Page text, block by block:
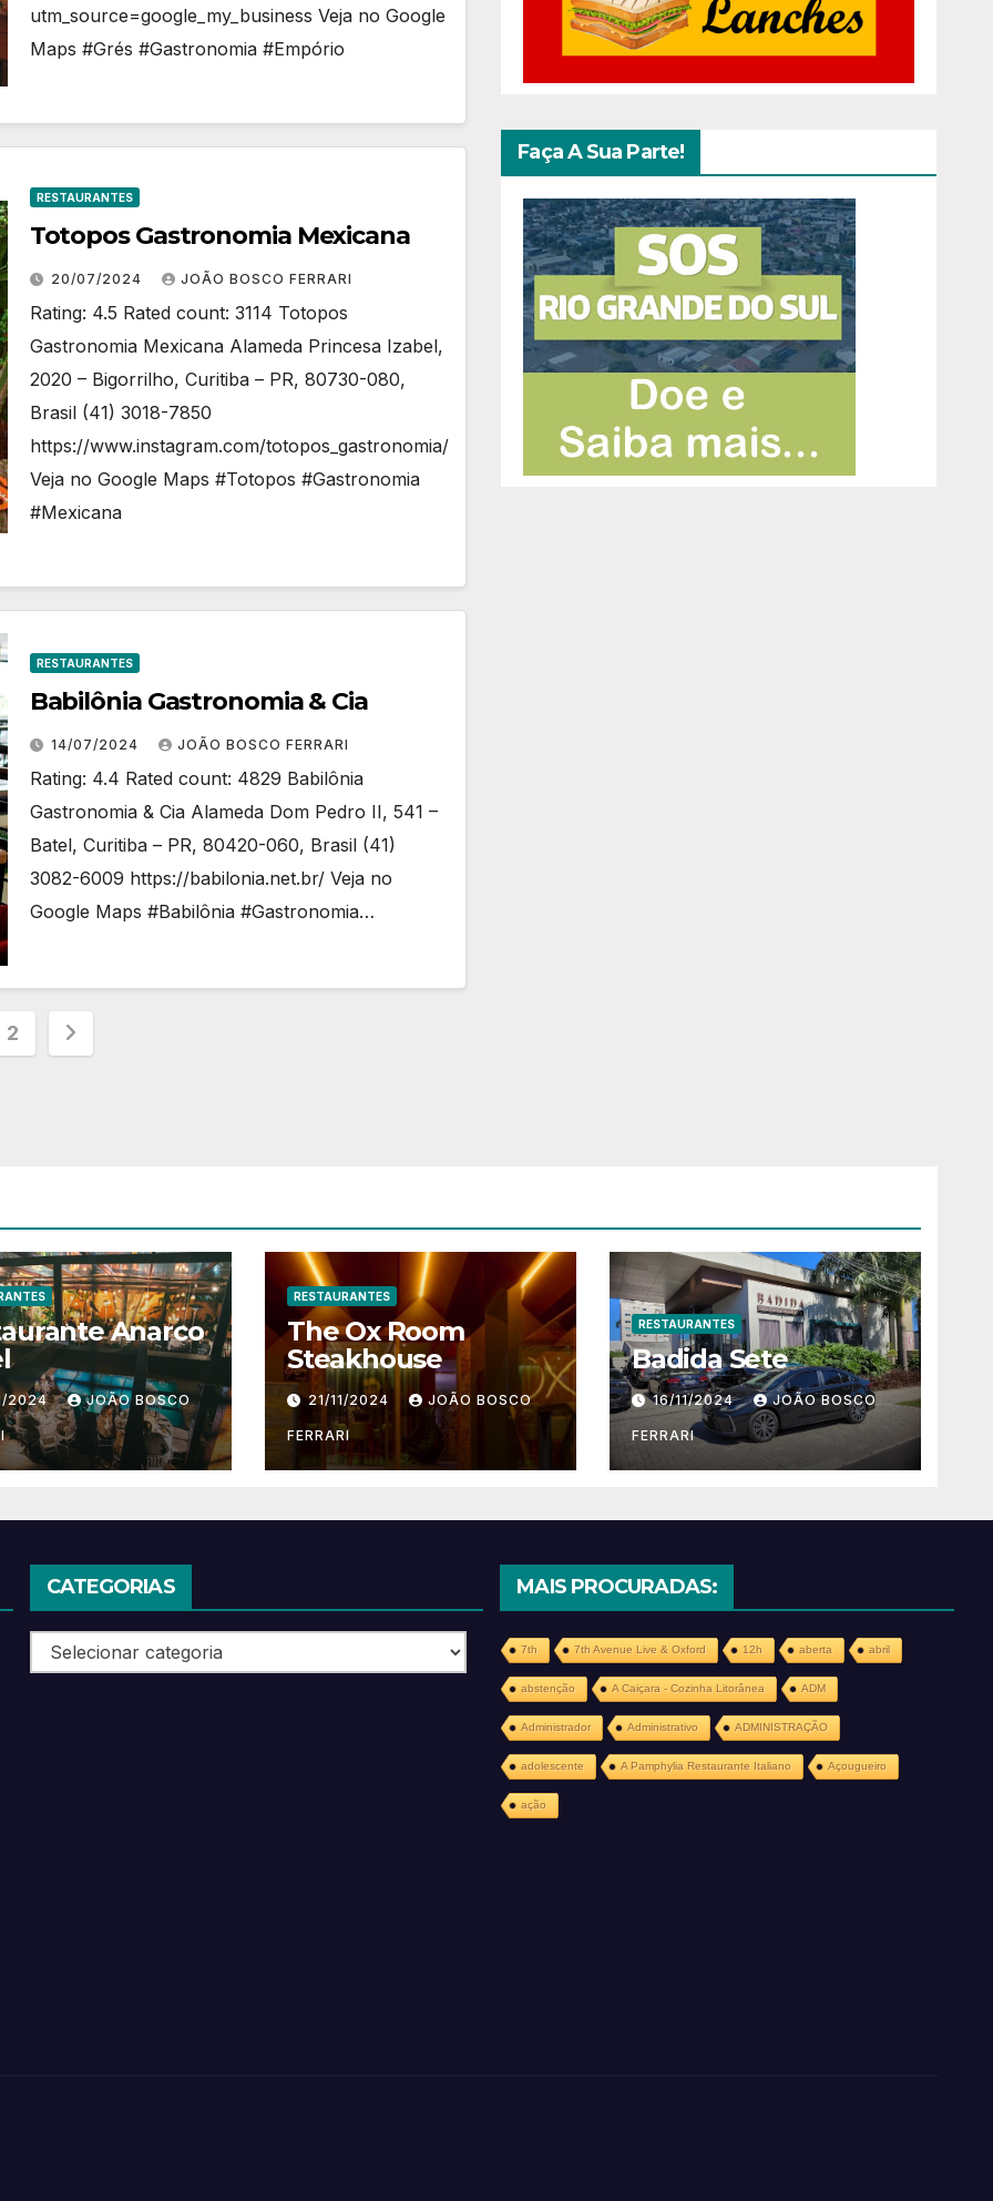
utm_source=google_my_business Veja no Google
Maps #Grés #Gastronomia #Empório
RESTAURANTES
Totopos Gastronomia Mexicana
20/07/2024 JOÃO BOSCO FERRARI
Rating: 4.5 Rated count: 3114 Totopos
Gastronomia Mexicana Alameda Princesa Izabel,
2020 – Bigorrilho, Curitiba – PR, 80730-080,
Brasil (41) 3018-7850
https://www.instagram.com/totopos_gastronomia/
Veja no Google Maps #Totopos #Gastronomia
#Mexicana
RESTAURANTES
Babilônia Gastronomia & Cia
14/07/2024 JOÃO BOSCO FERRARI
Rating: 4.4 Rated count: 4829 Babilônia
Gastronomia & Cia Alameda Dom Pedro II, 541 –
Batel, Curitiba – PR, 80420-060, Brasil (41)
3082-6009 https://babilonia.net.br/ Veja no
Google Maps #Babilônia #Gastronomia…
2
Faça A Sua Parte!
Anarco
2024 JOÃO BOSCO
RESTAURANTES
The Ox Room
Steakhouse
21/11/2024 JOÃO BOSCO
FERRARI
RESTAURANTES
Badida Sete
16/11/2024 JOÃO BOSCO
FERRARI
CATEGORIAS
Categorias
MAIS PROCURADAS:
7th 7th Avenue Live & Oxford 12h aberta abril
abstenção A Caiçara - Cozinha Litorânea ADM
Administrador Administrativo ADMINISTRAÇÃO
adolescente A Pamphylia Restaurante Italiano Açougueiro
ação